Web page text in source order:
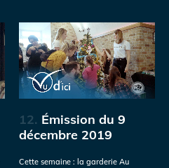
12. Émission du 9
décembre 2019
Cette semaine : la garderie Au